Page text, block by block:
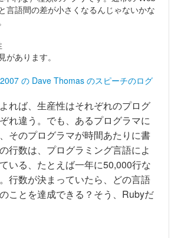
言語間の差が小さくなるんじゃないかな
があります。
の Dave Thomas のスピーチのログ
れば、生産性はそれぞれのプログ
れ違う。でも、あるプログラマに
そのプログラマが時間あたりに書
行数は、プログラミング言語によ
いる、たとえば一年に50,000行な
行数が決まっていたら、どの言語
ことを達成できる？そう、Rubyだ